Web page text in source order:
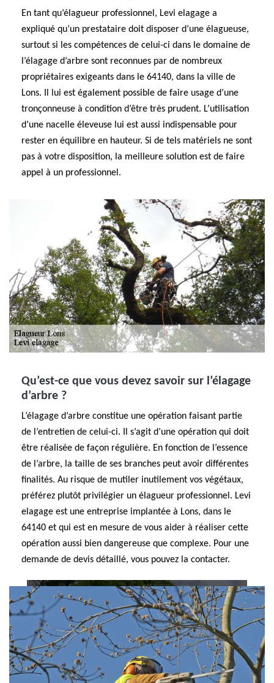
En tant qu’élagueur professionnel, Levi elagage a
expliqué qu’un prestataire doit disposer d’une élagueuse,
surtout si les compétences de celui-ci dans le domaine de
l’élagage d’arbre sont reconnues par de nombreux
propriétaires exigeants dans le 64140, dans la ville de
Lons. Il lui est également possible de faire usage d’une
tronçonneuse à condition d’être très prudent. L’utilisation
d’une nacelle éleveuse lui est aussi indispensable pour
rester en équilibre en hauteur. Si de tels matériels ne sont
pas à votre disposition, la meilleure solution est de faire
appel à un professionnel.
Qu’est-ce que vous devez savoir sur l’élagage
d’arbre ?
L’élagage d’arbre constitue une opération faisant partie
de l’entretien de celui-ci. Il s’agit d’une opération qui doit
être réalisée de façon régulière. En fonction de l’essence
de l’arbre, la taille de ses branches peut avoir différentes
finalités. Au risque de mutiler inutilement vos végétaux,
préférez plutôt privilégier un élagueur professionnel. Levi
elagage est une entreprise implantée à Lons, dans le
64140 et qui est en mesure de vous aider à réaliser cette
opération aussi bien dangereuse que complexe. Pour une
demande de devis détaillé, vous pouvez la contacter.